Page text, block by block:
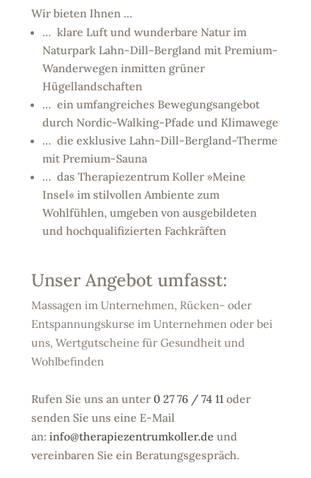
Wir bieten Ihnen …
… klare Luft und wunderbare Natur im
Naturpark Lahn-Dill-Bergland mit Premium-
Wanderwegen inmitten grüner
Hügellandschaften
… ein umfangreiches Bewegungsangebot
durch Nordic-Walking-Pfade und Klimawege
… die exklusive Lahn-Dill-Bergland-Therme
mit Premium-Sauna
… das Therapiezentrum Koller »Meine
Insel« im stilvollen Ambiente zum
Wohlfühlen, umgeben von ausgebildeten
und hochqualifizierten Fachkräften
Unser Angebot umfasst:
Massagen im Unternehmen, Rücken- oder
Entspannungskurse im Unternehmen oder bei
uns, Wertgutscheine für Gesundheit und
Wohlbefinden
Rufen Sie uns an unter 0 27 76 / 74 11oder
senden Sie uns eine E-Mail
an: info@therapiezentrumkoller.de und
vereinbaren Sie ein Beratungsgespräch.